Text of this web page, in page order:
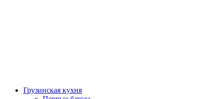
Грузинская кухня